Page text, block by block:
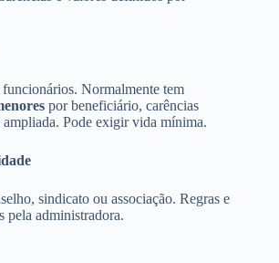
Normalmente tem
por beneficiário, carências
ampliada. Pode exigir vida mínima.
sindicato ou associação. Regras e
pela administradora.